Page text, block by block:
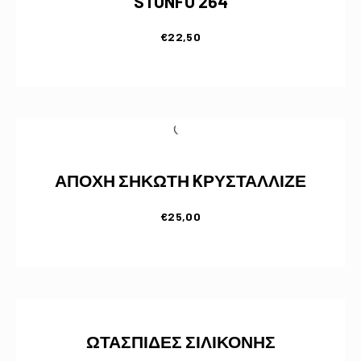
€22,50
ΑΠΟΧΗ ΣΗΚΩΤΗ KΡΥΣΤΑΛΛΙΖΕ
€25,00
ΩΤΑΣΠΙΔΕΣ ΣΙΛΙΚΟΝΗΣ